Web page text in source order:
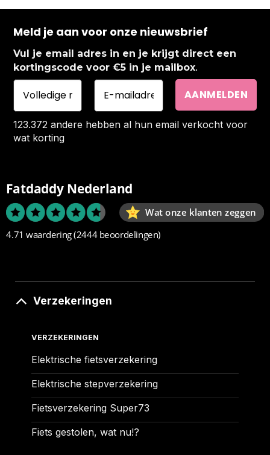
Meld je aan voor onze nieuwsbrief
Vul je email adres in en je krijgt direct een
kortingscode voor €5 in je mailbox.
123.372 andere hebben al hun email verkocht voor
wat korting
Fatdaddy Nederland
Wat onze klanten zeggen
4.71 waardering(2444 beoordelingen)
Verzekeringen
VERZEKERINGEN
Elektrische fietsverzekering
Elektrische stepverzekering
Fietsverzekering Super73
Fiets gestolen, wat nu!?